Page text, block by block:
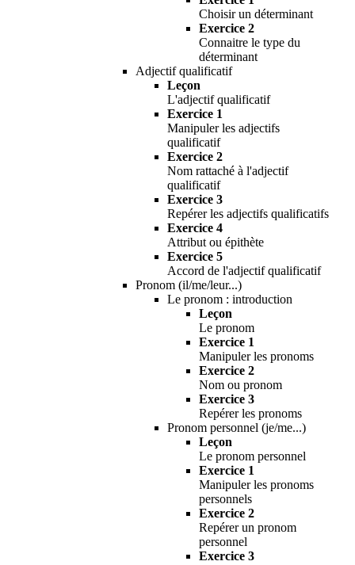
Choisir un déterminant
Exercice 2
Connaitre le type du
déterminant
Adjectif qualificatif
Leçon
L'adjectif qualificatif
Exercice 1
Manipuler les adjectifs
qualificatif
Exercice 2
Nom rattaché à l'adjectif
qualificatif
Exercice 3
Repérer les adjectifs qualificatifs
Exercice 4
Attribut ou épithète
Exercice 5
Accord de l'adjectif qualificatif
Pronom (il/me/leur...)
Le pronom : introduction
Leçon
Le pronom
Exercice 1
Manipuler les pronoms
Exercice 2
Nom ou pronom
Exercice 3
Repérer les pronoms
Pronom personnel (je/me...)
Leçon
Le pronom personnel
Exercice 1
Manipuler les pronoms
personnels
Exercice 2
Repérer un pronom
personnel
Exercice 3